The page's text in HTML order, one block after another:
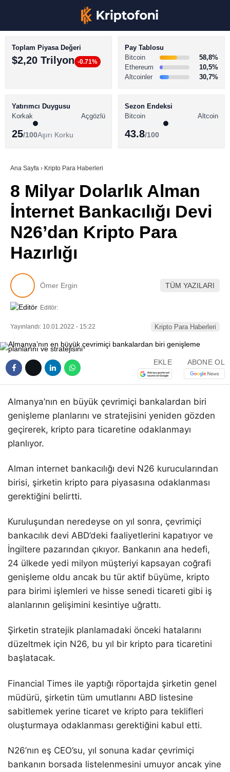
Youtube
TikTok
BİTCOİN HABERLERİ
ALTCOİN HABERLERİ
SÖZLÜK
Toplam Piyasa Değeri
$2,20 Trilyon -0.71%
Pay Tablosu
Bitcoin
58,8%
Ethereum
10,5%
Altcoinler
30,7%
Yatırımcı Duygusu
Korkak
Açgözlü
25/100Aşırı Korku
Sezon Endeksi
Bitcoin
Altcoin
43.8/100
Ana Sayfa › Kripto Para Haberleri
8 Milyar Dolarlık Alman
İnternet Bankacılığı Devi
N26’dan Kripto Para
Hazırlığı
Ömer Ergin TÜM YAZILARI
Editör:
Yayınlandı: 10.01.2022 - 15:22 Kripto Para Haberleri
EKLE ABONE OL
Almanya’nın en büyük çevrimiçi bankalardan biri
genişleme planlarını ve stratejisini yeniden gözden
geçirerek, kripto para ticaretine odaklanmayı
planlıyor.
Alman internet bankacılığı devi N26 kurucularından
birisi, şirketin kripto para piyasasına odaklanması
gerektiğini belirtti.
Kuruluşundan neredeyse on yıl sonra, çevrimiçi
bankacılık devi ABD’deki faaliyetlerini kapatıyor ve
İngiltere pazarından çıkıyor. Bankanın ana hedefi,
24 ülkede yedi milyon müşteriyi kapsayan coğrafi
genişleme oldu ancak bu tür aktif büyüme, kripto
para birimi işlemleri ve hisse senedi ticareti gibi iş
alanlarının gelişimini kesintiye uğrattı.
Şirketin stratejik planlamadaki önceki hatalarını
düzeltmek için N26, bu yıl bir kripto para ticaretini
başlatacak.
Financial Times ile yaptığı röportajda şirketin genel
müdürü, şirketin tüm umutlarını ABD listesine
sabitlemek yerine ticaret ve kripto para teklifleri
oluşturmaya odaklanması gerektiğini kabul etti.
N26’nın eş CEO’su, yıl sonuna kadar çevrimiçi
bankanın borsada listelenmesini umuyor ancak yine